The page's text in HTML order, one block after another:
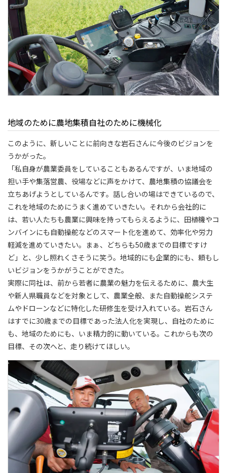
地域のために農地集積自社のために機械化
このように、新しいことに前向きな岩石さんに今後のビジョンを
うかがった。
「私自身が農業委員をしていることもあるんですが、いま地域の
担い手や集落営農、役場などに声をかけて、農地集積の協議会を
立ちあげようとしているんです。話し合いの場はできているので、
これを地域のためにうまく進めていきたい。それから会社的に
は、若い人たちも農業に興味を持ってもらえるように、田植機やコ
ンバインにも自動操舵などのスマート化を進めて、効率化や労力
軽減を進めていきたい。まぁ、どちらも50歳までの目標ですけ
ど」と、少し照れくさそうに笑う。地域的にも企業的にも、頼もし
いビジョンをうかがうことができた。
実際に同社は、前から若者に農業の魅力を伝えるために、農大生
や新人県職員などを対象として、農業全般、また自動操舵システ
ムやドローンなどに特化した研修生を受け入れている。岩石さん
はすでに30歳までの目標であった法人化を実現し、自社のために
も、地域のためにも、いま精力的に動いている。これからも次の
目標、その次へと、走り続けてほしい。